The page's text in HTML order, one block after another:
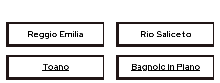
Reggio Emilia Rio Saliceto
Toano Bagnolo in Piano